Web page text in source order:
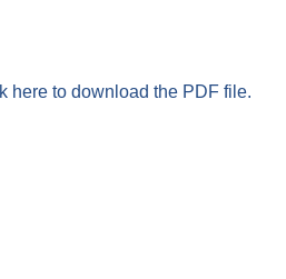
here to download the PDF file.